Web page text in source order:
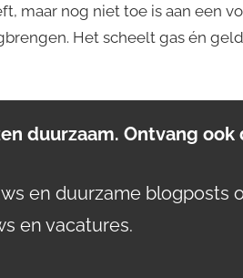
maar nog niet toe is aan een
Het scheelt gas én
duurzaam. Ontvang
en duurzame blogposts
en vacatures.